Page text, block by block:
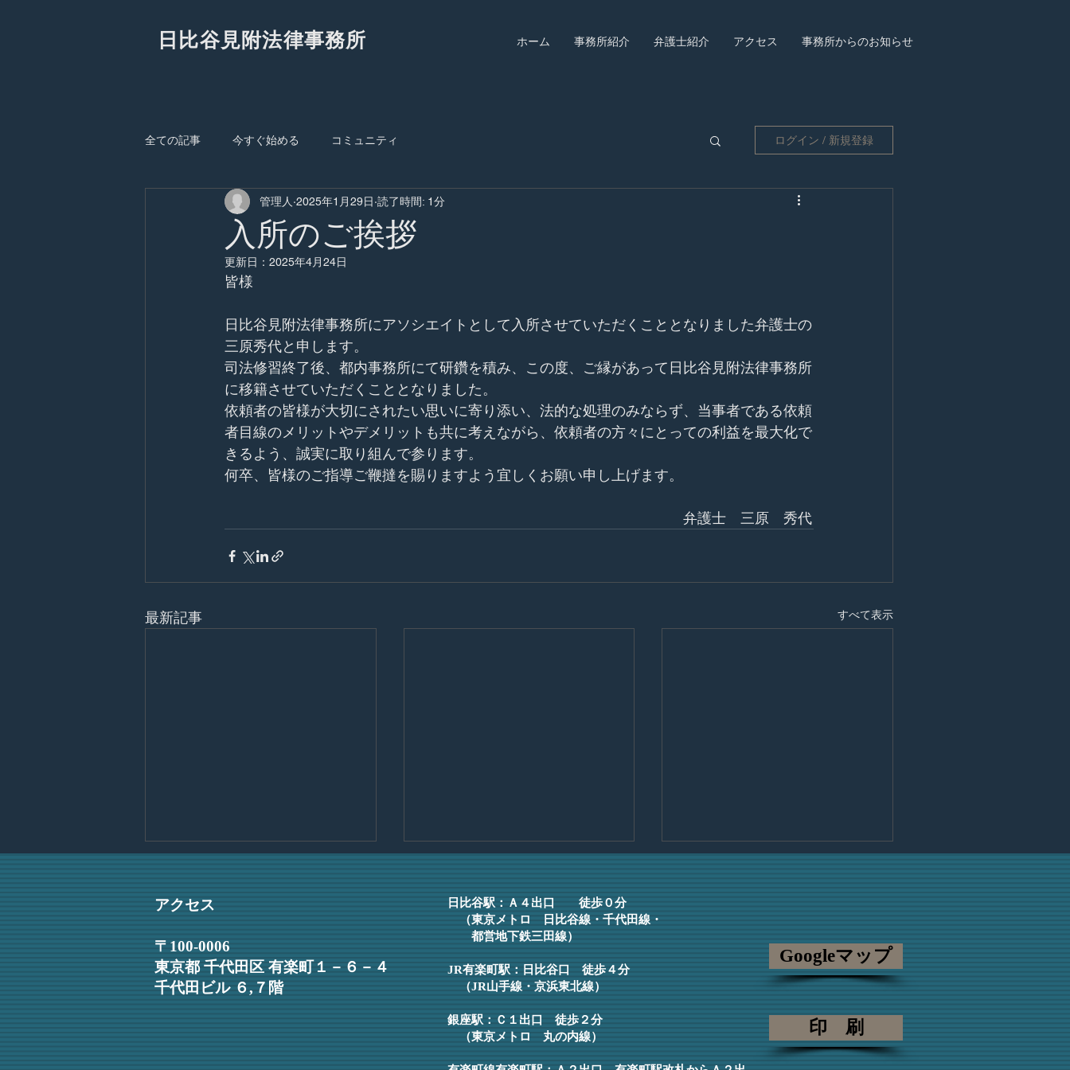
日比谷見附法律事務所 ホーム 事務所紹介 弁護士紹介 アクセス 事務所からのお知らせ
全ての記事 今すぐ始める コミュニティ ログイン / 新規登録
入所のご挨拶
管理人 2025年1月29日 読了時間: 1分
更新日： 2025年4月24日
皆様
日比谷見附法律事務所にアソシエイトとして入所させていただくこととなりました弁護士の
三原秀代と申します。
司法修習終了後、都内事務所にて研鑽を積み、この度、ご縁があって日比谷見附法律事務所
に移籍させていただくこととなりました。
依頼者の皆様が大切にされたい思いに寄り添い、法的な処理のみならず、当事者である依頼
者目線のメリットやデメリットも共に考えながら、依頼者の方々にとっての利益を最大化で
きるよう、誠実に取り組んで参ります。
何卒、皆様のご指導ご鞭撻を賜りますよう宜しくお願い申し上げます。
弁護士　三原　秀代
最新記事 すべて表示
皆様 この度、日比谷見附法律
の佐藤和希と申します。４月より
執務を開始し、新たな立場に身の
引き締まる思いでおります。法律
を通じて、依頼者の方にとって納
事務所報2025年春号をご覧いた
だけます。
護士の首藤真実と申します。 １
年間の司法修習を経て、この度ご
をこの事務所で踏み出すこととな
アクセス
〒100-0006
東京都 千代田区 有楽町１－６－４
千代田ビル ６,７階
日比谷駅：Ａ４出口 徒歩０分
（東京メトロ 日比谷線・千代田線・
都営地下鉄三田線）
JR有楽町駅：日比谷口 徒歩４分
（JR山手線・京浜東北線）
銀座駅：Ｃ１出口 徒歩２分
（東京メトロ 丸の内線）
Googleマップ
印 刷